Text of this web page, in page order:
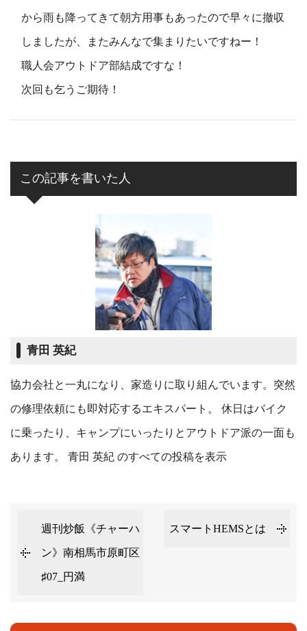
から雨も降ってきて朝方用事もあったので早々に撤収
しましたが、またみんなで集まりたいですねー！
職人会アウトドア部結成ですな！
次回も乞うご期待！
この記事を書いた人
青田 英紀
協力会社と一丸になり、家造りに取り組んでいます。突然
の修理依頼にも即対応するエキスパート。 休日はバイク
に乗ったり、キャンプにいったりとアウトドア派の一面も
あります。 青田 英紀 のすべての投稿を表示
週刊炒飯《チャーハ
ン》南相馬市原町区
♯07_円満
スマートHEMSとは